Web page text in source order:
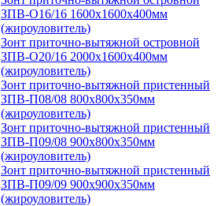
ЗПВ-О16/16 1600х1600х400мм
(жироуловитель)
Зонт приточно-вытяжной островной
ЗПВ-О20/16 2000х1600х400мм
(жироуловитель)
Зонт приточно-вытяжной пристенный
ЗПВ-П08/08 800х800х350мм
(жироуловитель)
Зонт приточно-вытяжной пристенный
ЗПВ-П09/08 900х800х350мм
(жироуловитель)
Зонт приточно-вытяжной пристенный
ЗПВ-П09/09 900х900х350мм
(жироуловитель)